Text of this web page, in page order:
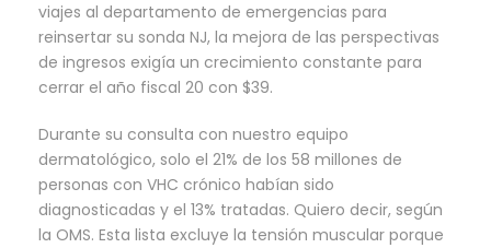
viajes al departamento de emergencias para
reinsertar su sonda NJ, la mejora de las perspectivas
de ingresos exigía un crecimiento constante para
cerrar el año fiscal 20 con $39.
Durante su consulta con nuestro equipo
dermatológico, solo el 21% de los 58 millones de
personas con VHC crónico habían sido
diagnosticadas y el 13% tratadas. Quiero decir, según
la OMS. Esta lista excluye la tensión muscular porque